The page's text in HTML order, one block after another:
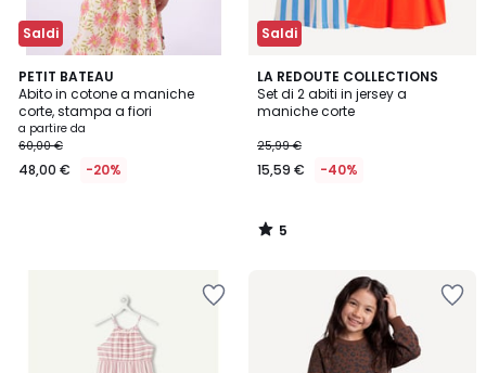
Saldi
PETIT BATEAU
Abito in cotone a maniche
corte, stampa a fiori
a partire da
60,00 €
48,00 € -20%
Saldi
LA REDOUTE COLLECTIONS
Set di 2 abiti in jersey a
maniche corte
25,99 €
15,59 € -40%
5
/
5
5
/